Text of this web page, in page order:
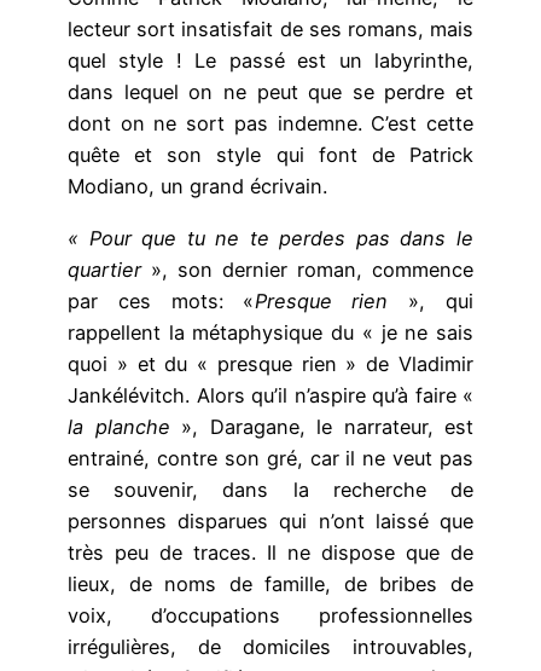
lecteur sort insatisfait de ses romans, mais
quel style ! Le passé est un labyrinthe,
dans lequel on ne peut que se perdre et
dont on ne sort pas indemne. C’est cette
quête et son style qui font de Patrick
Modiano, un grand écrivain.
« Pour que tu ne te perdes pas dans le
quartier», son dernier roman, commence
par ces mots: «Presque rien », qui
rappellent la métaphysique du « je ne sais
quoi » et du « presque rien » de Vladimir
Jankélévitch. Alors qu’il n’aspire qu’à faire «
la planche », Daragane, le narrateur, est
entrainé, contre son gré, car il ne veut pas
se souvenir, dans la recherche de
personnes disparues qui n’ont laissé que
très peu de traces. Il ne dispose que de
lieux, de noms de famille, de bribes de
voix, d’occupations professionnelles
irrégulières, de domiciles introuvables,